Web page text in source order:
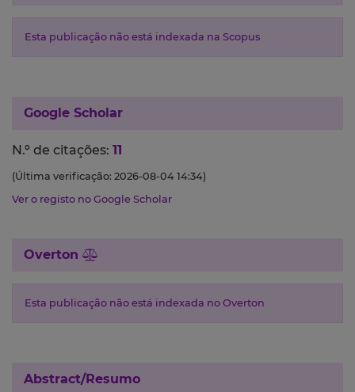
Esta publicação não está indexada na Scopus
Google Scholar
N.º de citações: 11
(Última verificação: 2026-08-04 14:34)
Ver o registo no Google Scholar
Overton
Esta publicação não está indexada no Overton
Abstract/Resumo